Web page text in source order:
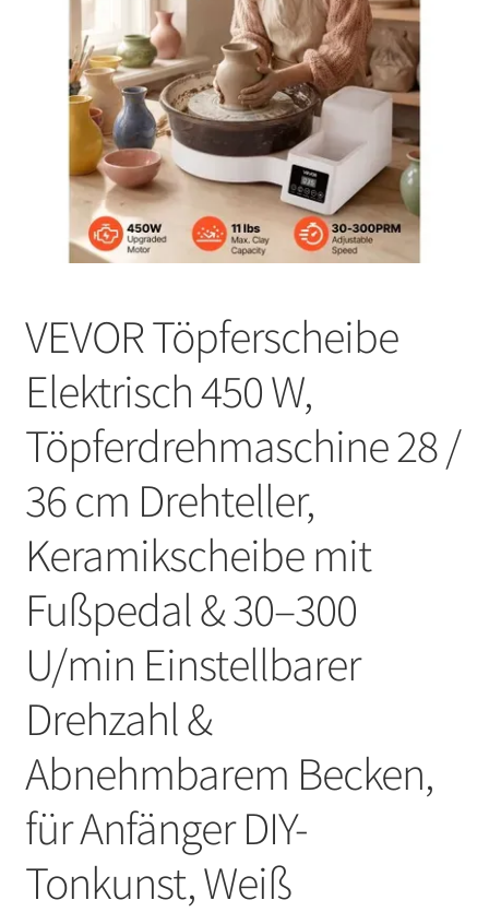
VEVOR Töpferscheibe
Elektrisch 450 W,
Töpferdrehmaschine 28 /
36 cm Drehteller,
Keramikscheibe mit
Fußpedal & 30–300
U/min Einstellbarer
Drehzahl &
Abnehmbarem Becken,
für Anfänger DIY-
Tonkunst, Weiß